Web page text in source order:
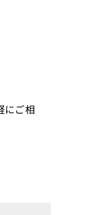
にご相